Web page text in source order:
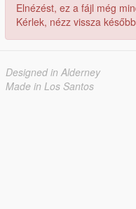
Elnézést, ez a fájl még
Kérlek, nézz vissza
Designed in Alderney
Made in Los Santos